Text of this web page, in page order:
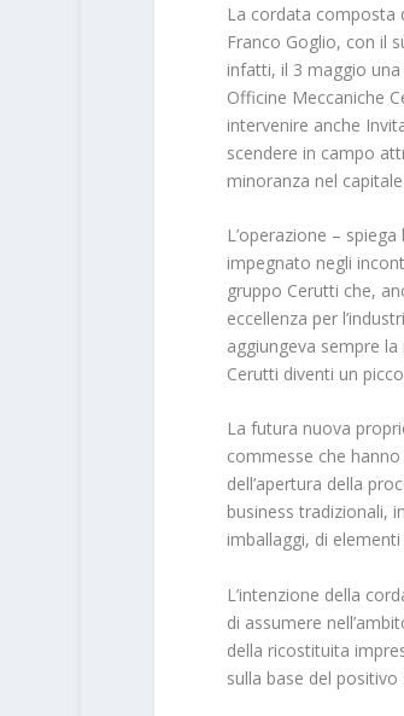
La cordata composta
Franco Goglio, con il
infatti, il 3 maggio
Officine Meccaniche
intervenire anche
scendere in campo
minoranza nel
L’operazione –
impegnato negli
gruppo Cerutti che,
eccellenza per
aggiungeva sempre
Cerutti diventi un
La futura nuova
commesse che
dell’apertura della
business tradizionali,
imballaggi, di
L’intenzione della
di assumere
della ricostituita
sulla base del